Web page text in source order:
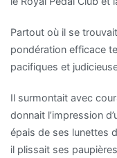
Partout où il se
pondération efficace
pacifiques et
Il surmontait avec
donnait l’impression
épais de ses lunettes
il plissait ses